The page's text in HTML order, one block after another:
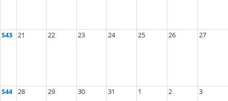
S43 21 22 23 24 25 26 27
S44 28 29 30 31 1 2 3